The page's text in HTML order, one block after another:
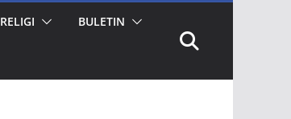
RELIGI BULETIN